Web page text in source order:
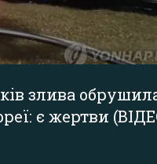
злива
є жертви